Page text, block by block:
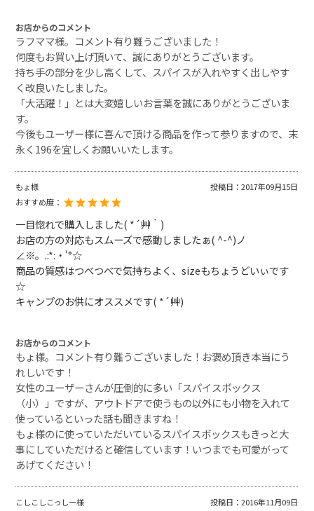
お店からのコメント
ラフママ様。コメント有り難うございました！
何度もお買い上げ頂いて、誠にありがとうございます。
持ち手の部分を少し高くして、スパイスが入れやすく出しやす
く改良いたしました。
「大活躍！」とは大変嬉しいお言葉を誠にありがとうございま
す。
今後もユーザー様に喜んで頂ける商品を作って参りますので、末
永く196を宜しくお願いいたします。
もょ様 投稿日：2017年09月15日
おすすめ度：
一目惚れで購入しました( *´艸｀)
お店の方の対応もスムーズで感動しましたぁ( ^-^)ノ
∠※。.:*:・'°☆
商品の質感はつべつべで気持ちよく、sizeもちょうどいぃです
☆
キャンプのお供にオススメです( *´艸)
お店からのコメント
もょ様。コメント有り難うございました！お褒め頂き本当にう
れしいです！
女性のユーザーさんが圧倒的に多い「スパイスボックス
（小）」ですが、アウトドアで使うもの以外にも小物を入れて
使っているといった話も聞きますね！
もょ様のに使っていただいているスパイスボックスもきっと大
事にしていただけると確信しています！いつまでも可愛がって
あげてください！
こしこしこっしー様 投稿日：2016年11月09日